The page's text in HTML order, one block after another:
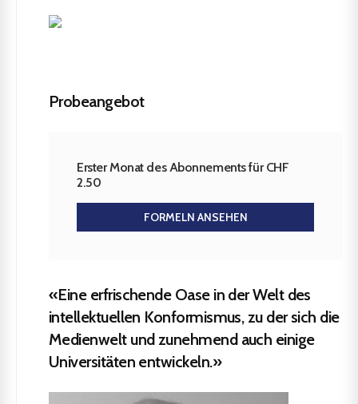
Probeangebot
Erster Monat des Abonnements für CHF
2.50
FORMELN ANSEHEN
«Eine erfrischende Oase in der Welt des
intellektuellen Konformismus, zu der sich die
Medienwelt und zunehmend auch einige
Universitäten entwickeln.»